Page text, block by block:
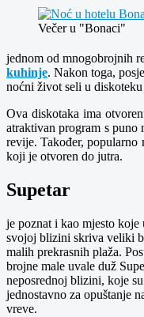
Večer u "Bonaci"
jednom od mnogobrojnih
kuhinje. Nakon toga,
noćni život seli u
Ova diskotaka ima
atraktivan program s puno
revije. Također,
koji je otvoren do jutra.
Supetar
je poznat i kao mjesto koje
svojoj blizini skriva veliki
malih prekrasnih plaža.
brojne male uvale duž
neposrednoj blizini, koje
jednostavno za opuštanje
vreve.